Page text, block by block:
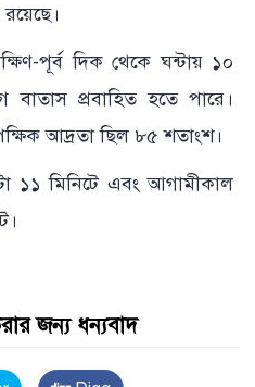
পূর্ব দিক থেকে ঘন্টায় ১০
প্রবাহিত হতে পারে।
আদ্রতা ছিল ৮৫ শতাংশ।
১১ মিনিটে এবং আগামীকাল
জন্য ধন্যবাদ